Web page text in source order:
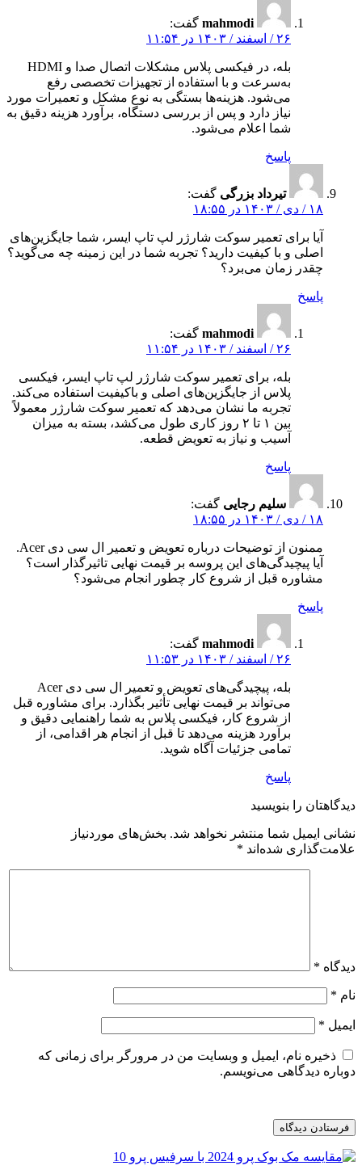
mahmodi گفت:
۲۶ / اسفند / ۱۴۰۳ در ۱۱:۵۴
بله، در فیکسی پلاس مشکلات اتصال صدا و HDMI
به‌سرعت و با استفاده از تجهیزات تخصصی رفع
می‌شود. هزینه‌ها بستگی به نوع مشکل و تعمیرات مورد
نیاز دارد و پس از بررسی دستگاه، برآورد هزینه دقیق به
شما اعلام می‌شود.
پاسخ
تیرداد بزرگی گفت:
۱۸ / دی / ۱۴۰۳ در ۱۸:۵۵
آیا برای تعمیر سوکت شارژر لپ تاپ ایسر، شما جایگزین‌های
اصلی و با کیفیت دارید؟ تجربه شما در این زمینه چه می‌گوید؟
چقدر زمان می‌برد؟
پاسخ
mahmodi گفت:
۲۶ / اسفند / ۱۴۰۳ در ۱۱:۵۴
بله، برای تعمیر سوکت شارژر لپ‌ تاپ ایسر، فیکسی
پلاس از جایگزین‌های اصلی و باکیفیت استفاده می‌کند.
تجربه ما نشان می‌دهد که تعمیر سوکت شارژر معمولاً
بین ۱ تا ۲ روز کاری طول می‌کشد، بسته به میزان
آسیب و نیاز به تعویض قطعه.
پاسخ
سلیم رجایی گفت:
۱۸ / دی / ۱۴۰۳ در ۱۸:۵۵
ممنون از توضیحات درباره تعویض و تعمیر ال سی دی Acer.
آیا پیچیدگی‌های این پروسه بر قیمت نهایی تاثیرگذار است؟
مشاوره قبل از شروع کار چطور انجام می‌شود؟
پاسخ
mahmodi گفت:
۲۶ / اسفند / ۱۴۰۳ در ۱۱:۵۳
بله، پیچیدگی‌های تعویض و تعمیر ال‌ سی‌ دی Acer
می‌تواند بر قیمت نهایی تأثیر بگذارد. برای مشاوره قبل
از شروع کار، فیکسی پلاس به شما راهنمایی دقیق و
برآورد هزینه می‌دهد تا قبل از انجام هر اقدامی، از
تمامی جزئیات آگاه شوید.
پاسخ
دیدگاهتان را بنویسید
نشانی ایمیل شما منتشر نخواهد شد. بخش‌های موردنیاز
علامت‌گذاری شده‌اند *
دیدگاه *
نام *
ایمیل *
ذخیره نام، ایمیل و وبسایت من در مرورگر برای زمانی که
دوباره دیدگاهی می‌نویسم.